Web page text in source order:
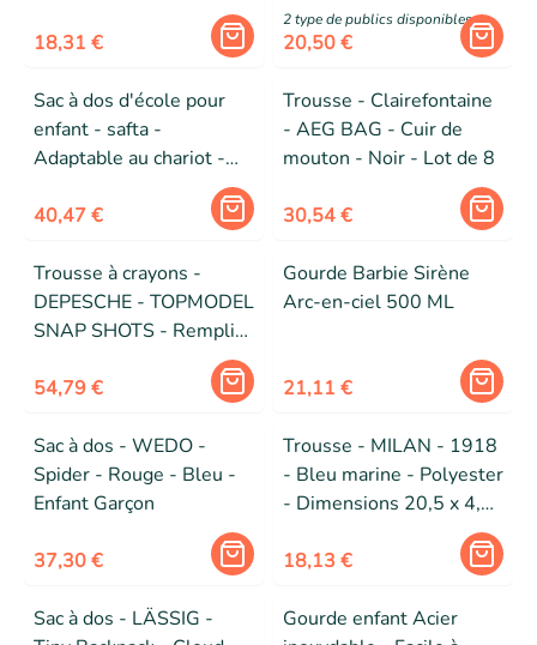
18,31 €
uni
2type de publics disponibles
20,50 €
Sac à dos d'école pour
enfant - safta -
Adaptable au chariot -
Rose/Turquoise -
40,47 €
Trousse - Clairefontaine
- AEG BAG - Cuir de
mouton - Noir - Lot de 8
30,54 €
Trousse à crayons -
DEPESCHE - TOPMODEL
SNAP SHOTS - Remplie
Multicolore
54,79 €
Gourde Barbie Sirène
Arc-en-ciel 500 ML
21,11 €
Sac à dos - WEDO -
Spider - Rouge - Bleu -
Enfant Garçon
37,30 €
Trousse - MILAN - 1918
- Bleu marine - Polyester
- Dimensions 20,5 x 4,5
18,13 €
Sac à dos - LÄSSIG -
Gourde enfant Acier